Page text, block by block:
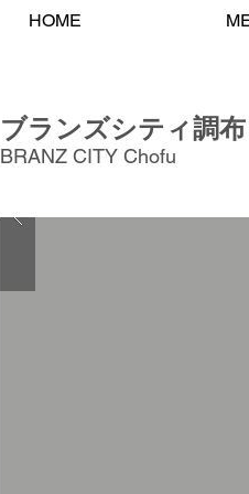
HOME
ブランズシティ調布
BRANZ CITY Chofu